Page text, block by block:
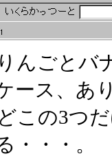
んごとバ
ース、あ
この3つ
・・・。